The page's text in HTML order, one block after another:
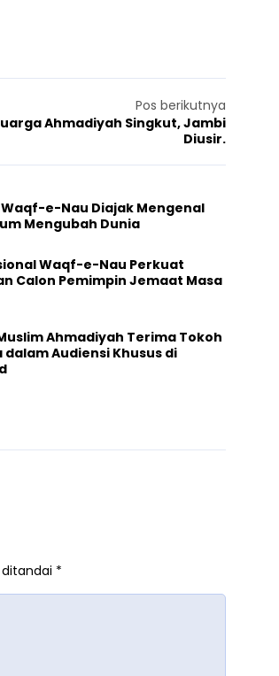
Pos berikutnya
Ahmadiyah Singkut, Jambi
Diusir.
e-Nau Diajak Mengenal
Mengubah Dunia
Waqf-e-Nau Perkuat
Calon Pemimpin Jemaat Masa
Ahmadiyah Terima Tokoh
dalam Audiensi Khusus di
*